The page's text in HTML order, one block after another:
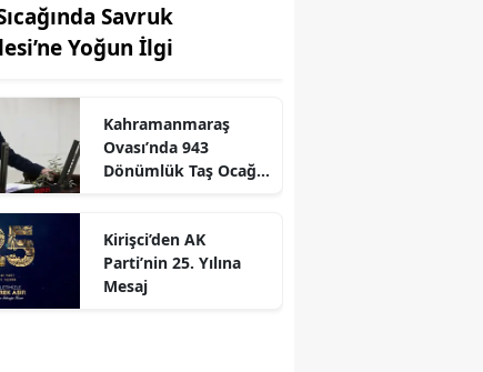
Savruk
Yoğun İlgi
Kahramanmaraş
Ovası’nda 943
Dönümlük Taş Ocağı
Kirişci’den AK
Parti’nin 25. Yılına
Mesaj